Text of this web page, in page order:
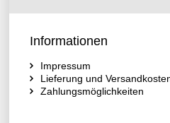
Informationen
Impressum
Lieferung und
Zahlungsmöglichkeiten